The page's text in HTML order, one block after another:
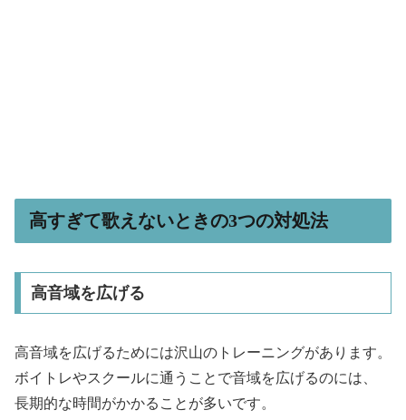
高すぎて歌えないときの3つの対処法
高音域を広げる
高音域を広げるためには沢山のトレーニングがあります。
ボイトレやスクールに通うことで音域を広げるのには、
長期的な時間がかかることが多いです。